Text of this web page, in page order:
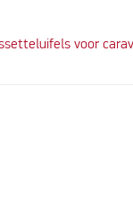
voor